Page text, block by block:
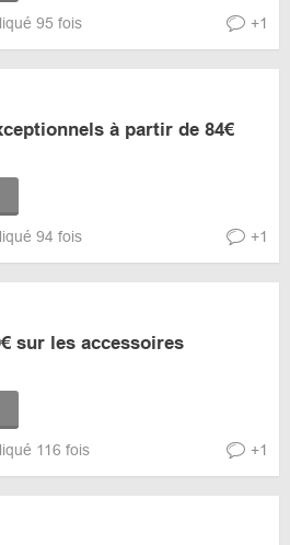
95 fois +1
à partir de 84€
94 fois +1
sur les accessoires
116 fois +1